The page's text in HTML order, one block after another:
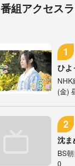
番組アクセス
ひよ
NHK
(金)
沈ま
BS
0